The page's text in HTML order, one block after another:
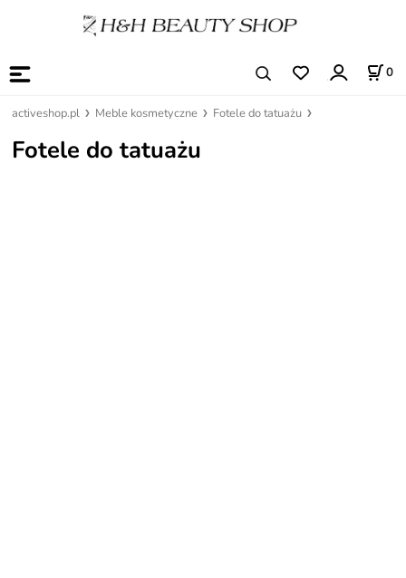
0
activeshop.pl Meble kosmetyczne Fotele do tatuażu
Fotele do tatuażu